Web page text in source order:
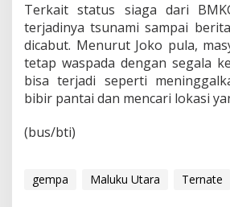
Terkait status siaga dari
terjadinya tsunami sampai
dicabut. Menurut Joko pula,
tetap waspada dengan segala
bisa terjadi seperti
bibir pantai dan mencari lokasi
(bus/bti)
gempa Maluku Utara Ternate